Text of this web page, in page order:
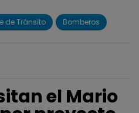
de Tránsito Bomberos
el Mario